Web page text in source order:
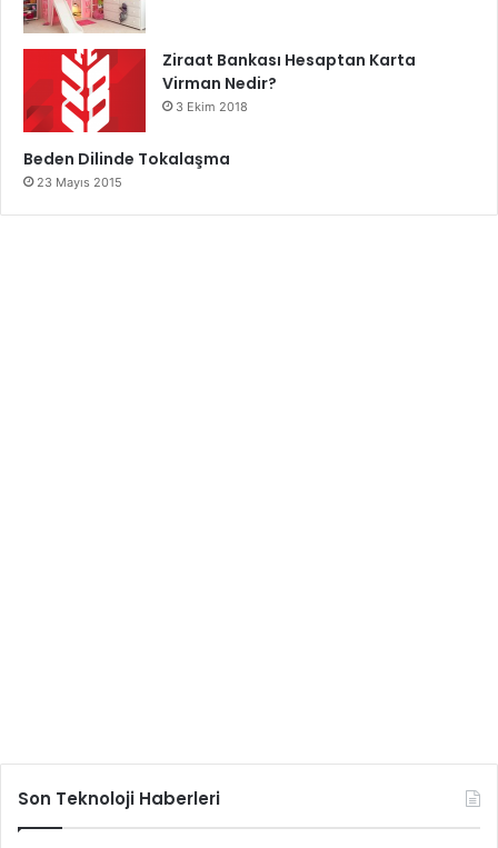
Ziraat Bankası Hesaptan Karta
Virman Nedir?
3 Ekim 2018
Beden Dilinde Tokalaşma
23 Mayıs 2015
Son Teknoloji Haberleri